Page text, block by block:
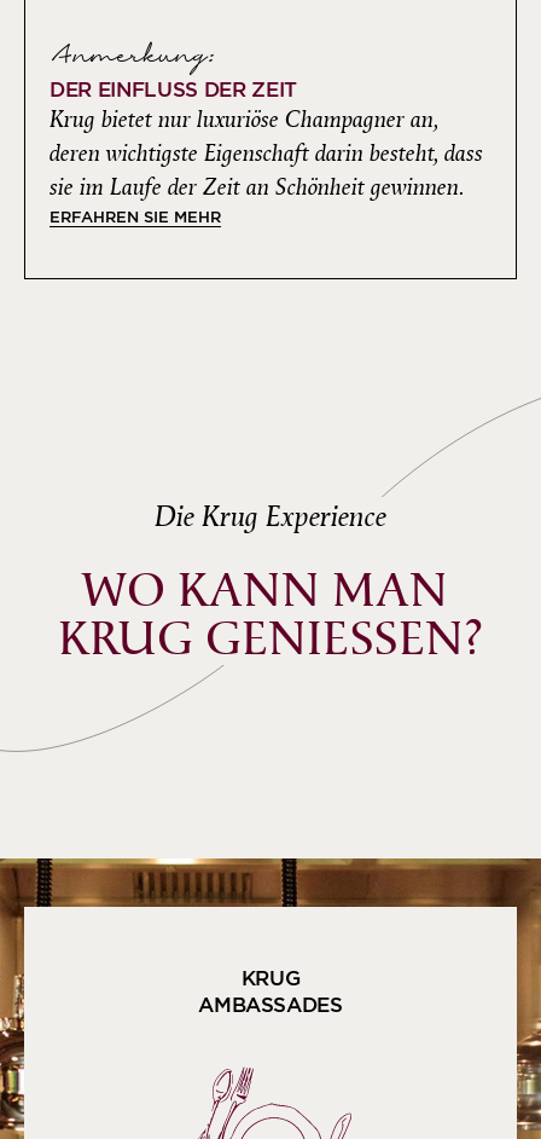
Anmerkung:
DER EINFLUSS DER ZEIT
Krug bietet nur luxuriöse Champagner an,
deren wichtigste Eigenschaft darin besteht, dass
sie im Laufe der Zeit an Schönheit gewinnen.
ERFAHREN SIE MEHR
Die Krug Experience
WO KANN MAN
KRUG GENIESSEN?
KRUG
AMBASSADES